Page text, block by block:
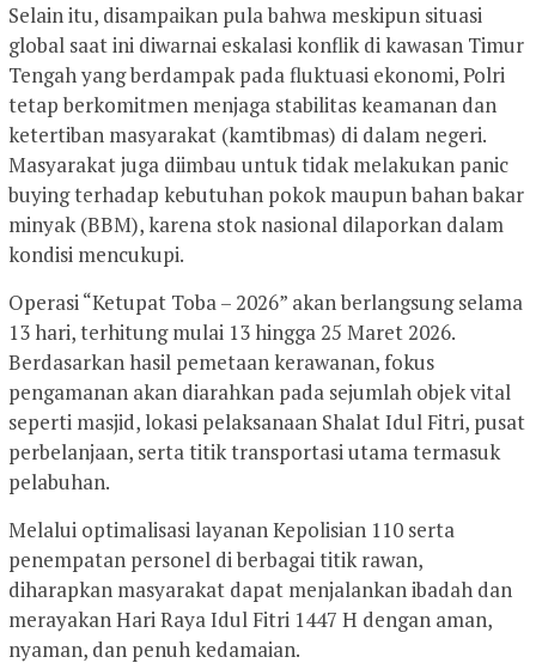
Selain itu, disampaikan pula bahwa meskipun situasi
global saat ini diwarnai eskalasi konflik di kawasan Timur
Tengah yang berdampak pada fluktuasi ekonomi, Polri
tetap berkomitmen menjaga stabilitas keamanan dan
ketertiban masyarakat (kamtibmas) di dalam negeri.
Masyarakat juga diimbau untuk tidak melakukan panic
buying terhadap kebutuhan pokok maupun bahan bakar
minyak (BBM), karena stok nasional dilaporkan dalam
kondisi mencukupi.
Operasi “Ketupat Toba – 2026” akan berlangsung selama
13 hari, terhitung mulai 13 hingga 25 Maret 2026.
Berdasarkan hasil pemetaan kerawanan, fokus
pengamanan akan diarahkan pada sejumlah objek vital
seperti masjid, lokasi pelaksanaan Shalat Idul Fitri, pusat
perbelanjaan, serta titik transportasi utama termasuk
pelabuhan.
Melalui optimalisasi layanan Kepolisian 110 serta
penempatan personel di berbagai titik rawan,
diharapkan masyarakat dapat menjalankan ibadah dan
merayakan Hari Raya Idul Fitri 1447 H dengan aman,
nyaman, dan penuh kedamaian.